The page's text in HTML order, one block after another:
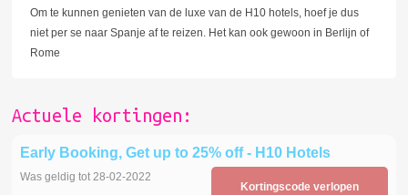
Om te kunnen genieten van de luxe van de H10 hotels, hoef je dus
niet per se naar Spanje af te reizen. Het kan ook gewoon in Berlijn of
Rome
Actuele kortingen:
Early Booking, Get up to 25% off - H10 Hotels
Kortingscode verlopen
Was geldig tot 28-02-2022